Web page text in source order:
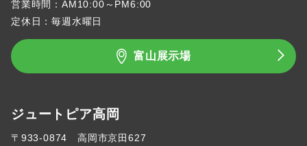
営業時間：AM10:00～PM6:00
定休日：毎週水曜日
富山展示場
ジュートピア高岡
〒933-0874 高岡市京田627